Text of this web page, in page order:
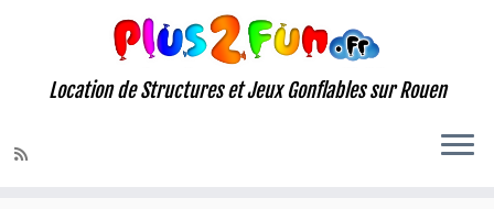
Location de Structures et Jeux Gonflables sur Rouen